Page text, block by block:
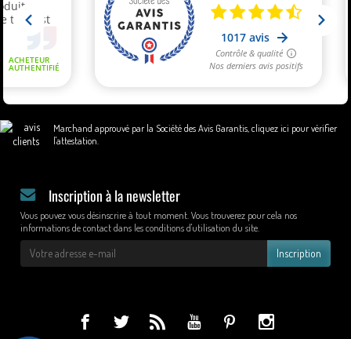
Marchand approuvé par la Société des Avis Garantis, cliquez ici pour vérifier
l'attestation
Inscription à la newsletter
Vous pouvez vous désinscrire à tout moment. Vous trouverez pour cela nos
informations de contact dans les conditions d'utilisation du site.
Inscription